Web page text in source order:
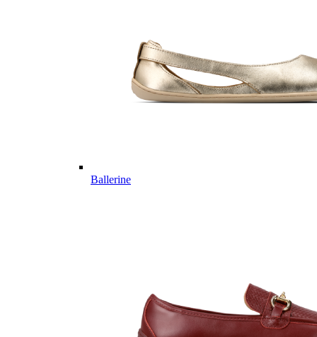
Ballerine